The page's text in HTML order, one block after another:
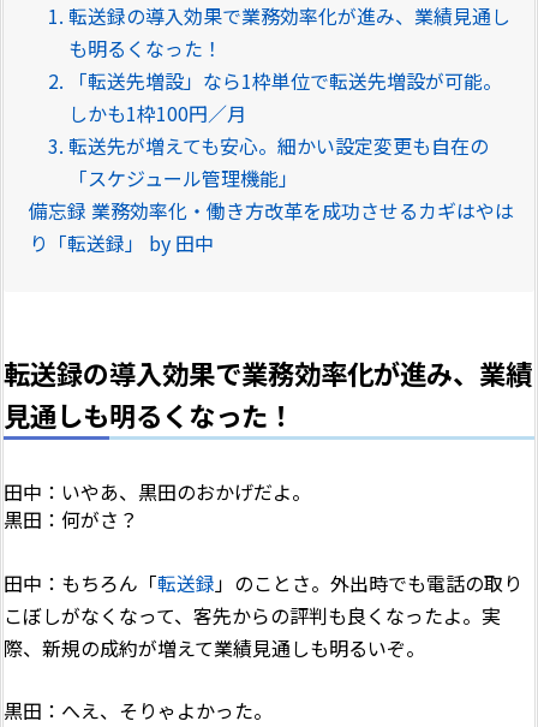
転送録の導入効果で業務効率化が進み、業績見通し
も明るくなった！
「転送先増設」なら1枠単位で転送先増設が可能。
しかも1枠100円／月
転送先が増えても安心。細かい設定変更も自在の
「スケジュール管理機能」
備忘録 業務効率化・働き方改革を成功させるカギはやは
り「転送録」 by 田中
転送録の導入効果で業務効率化が進み、業績
見通しも明るくなった！
田中：いやあ、黒田のおかげだよ。
黒田：何がさ？
田中：もちろん「転送録 」のことさ。外出時でも電話の取り
こぼしがなくなって、客先からの評判も良くなったよ。実
際、新規の成約が増えて業績見通しも明るいぞ。
黒田：へえ、そりゃよかった。